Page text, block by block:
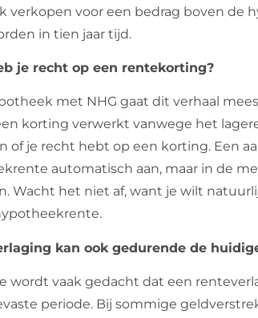
verkopen voor een bedrag boven de
in tien jaar tijd.
je recht op een rentekorting?
met NHG gaat dit verhaal
korting verwerkt vanwege het
of je recht hebt op een korting. Een
automatisch aan, maar in de
Wacht het niet af, want je wilt
kan ook gedurende de
wordt vaak gedacht dat een
periode. Bij sommige